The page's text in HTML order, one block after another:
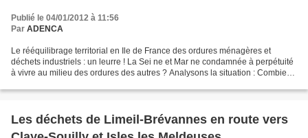
Publié le 04/01/2012 à 11:56
Par ADENCA
Le rééquilibrage territorial en Ile de France des ordures ménagères et
déchets industriels : un leurre ! La Sei ne et Mar ne condamnée à perpétuité
à vivre au milieu des ordures des autres ? Analysons la situation : Combien
Les déchets de Limeil-Brévannes en route vers